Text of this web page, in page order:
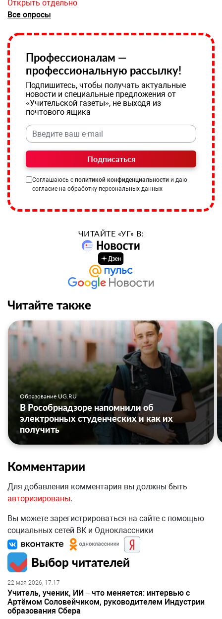
Открыть отдельно
Все опросы
Профессионалам —
профессиональную рассылку!
Подпишитесь, чтобы получать актуальные
новости и специальные предложения от
«Учительской газеты», не выходя из
почтового ящика
Подписаться
Соглашаюсь с политикой конфиденциальности и даю
согласие на обработку персональных данных
ЧИТАЙТЕ «УГ» В:
Читайте также
Образование UG.RU
В Рособрнадзоре напомнили об
электронных студенческих и как их
получить
Комментарии
Для добавления комментария вы должны быть
авторизированы.
Вы можете зарегистрироваться на сайте с помощью
социальных сетей ВК и Одноклассники
Выбор читателей
22 мая 2026, 17:17
Учитель, ученик, ИИ – что меняется: интервью с
Артёмом Соловейчиком, руководителем Индустрии
образования Сбера